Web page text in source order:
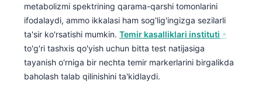
metabolizmi spektrining qarama-qarshi tomonlarini
ifodalaydi, ammo ikkalasi ham sog'lig'ingizga sezilarli
ta'sir ko'rsatishi mumkin. Temir kasalliklari instituti
to'g'ri tashxis qo'yish uchun bitta test natijasiga
tayanish o'rniga bir nechta temir markerlarini birgalikda
baholash talab qilinishini ta'kidlaydi.